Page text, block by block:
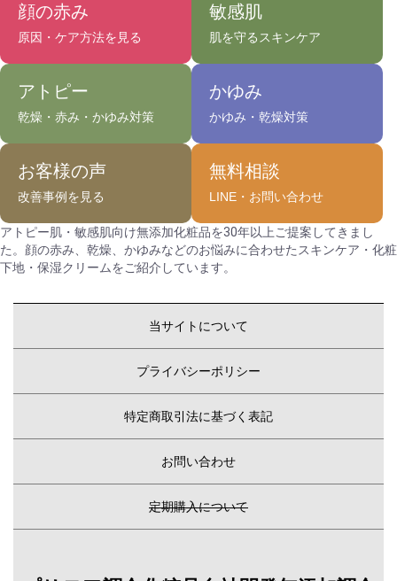
顔の赤み
原因・ケア方法を見る
敏感肌
肌を守るスキンケア
アトピー
乾燥・赤み・かゆみ対策
かゆみ
かゆみ・乾燥対策
お客様の声
改善事例を見る
無料相談
LINE・お問い合わせ
アトピー肌・敏感肌向け無添加化粧品を30年以上ご提案してきまし
た。顔の赤み、乾燥、かゆみなどのお悩みに合わせたスキンケア・化粧
下地・保湿クリームをご紹介しています。
当サイトについて
プライバシーポリシー
特定商取引法に基づく表記
お問い合わせ
定期購入について